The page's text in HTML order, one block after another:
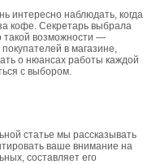
интересно наблюдать, когда
кофе. Секретарь выбрала
возможности —
в магазине,
о нюансах работы каждой
с выбором.
статье мы рассказывать
ваше внимание на
составляет его